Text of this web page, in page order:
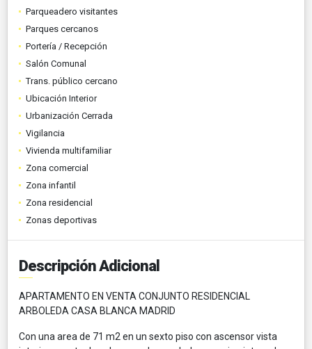
Parqueadero visitantes
Parques cercanos
Portería / Recepción
Salón Comunal
Trans. público cercano
Ubicación Interior
Urbanización Cerrada
Vigilancia
Vivienda multifamiliar
Zona comercial
Zona infantil
Zona residencial
Zonas deportivas
Descripción Adicional
APARTAMENTO EN VENTA CONJUNTO RESIDENCIAL
ARBOLEDA CASA BLANCA MADRID
Con una area de 71 m2 en un sexto piso con ascensor vista